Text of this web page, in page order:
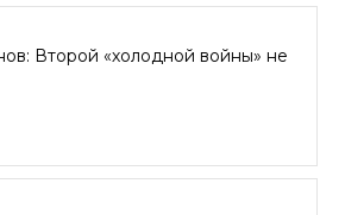
Второй «холодной войны» не